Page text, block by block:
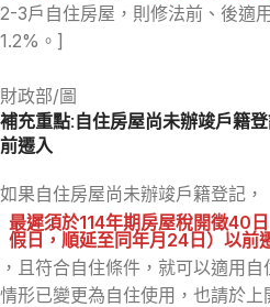
2-3戶自住房屋，則修法前、後適
1.2%。]
財政部/圖
補充重點:自住房屋尚未辦竣戶籍
前遷入
如果自住房屋尚未辦竣戶籍登記，
最遲須於114年期房屋稅開徵40
假日，順延至同年月24日）以前
，且符合自住條件，就可以適用
情形已變更為自住使用，也請於